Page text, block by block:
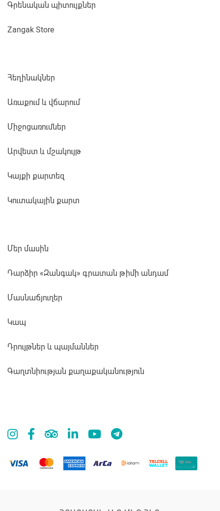
Գրենական պիտույքներ
Zangak Store
Հեղինակներ
Առաքում և վճարում
Միջոցառումներ
Արվեստ և մշակույթ
Կայքի քարտեզ
Կուտակային քարտ
Մեր մասին
Դարձիր «Զանգակ» գրատան թիմի անդամ
Մասնաճյուղեր
Կապ
Դրույթներ և պայմաններ
Գաղտնիության քաղաքականություն